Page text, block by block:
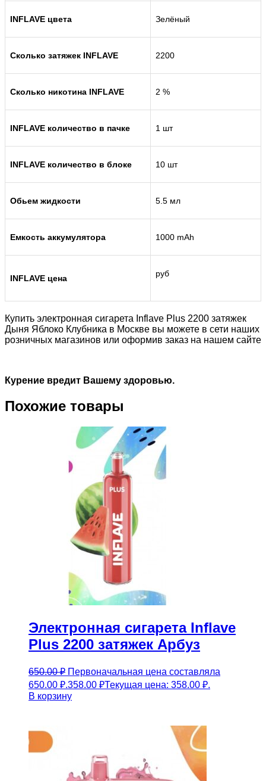
INFLAVE цвета Зелёный
Сколько затяжек INFLAVE 2200
Сколько никотина INFLAVE 2 %
INFLAVE количество в пачке 1 шт
INFLAVE количество в блоке 10 шт
Обьем жидкости 5.5 мл
Емкость аккумулятора 1000 mAh
INFLAVE цена руб
Купить электронная сигарета Inflave Plus 2200 затяжек
Дыня Яблоко Клубника в Москве вы можете в сети наших
розничных магазинов или оформив заказ на нашем сайте
Курение вредит Вашему здоровью.
Похожие товары
Электронная сигарета Inflave
Plus 2200 затяжек Арбуз
650.00₽ Первоначальная цена составляла
650.00 ₽.358.00 ₽Текущая цена: 358.00 ₽.
В корзину